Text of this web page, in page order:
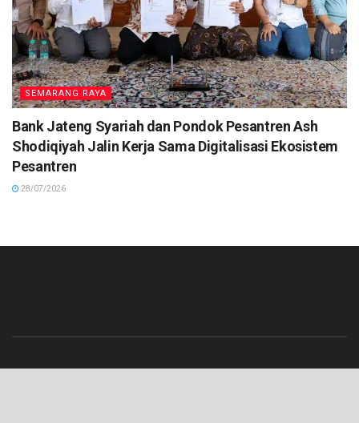
SEMARANG RAYA
Bank Jateng Syariah dan Pondok Pesantren Ash
Shodiqiyah Jalin Kerja Sama Digitalisasi Ekosistem
Pesantren
28/07/2026